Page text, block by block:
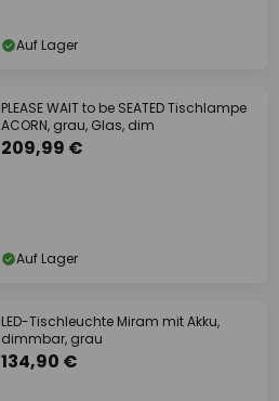
Auf Lager
PLEASE WAIT to be SEATED Tischlampe
ACORN, grau, Glas, dim
209,99 €
Auf Lager
LED-Tischleuchte Miram mit Akku,
dimmbar, grau
134,90 €